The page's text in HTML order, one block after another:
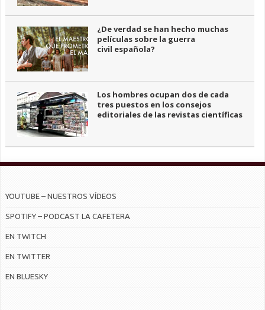
¿De verdad se han hecho muchas
películas sobre la guerra
civil española?
Los hombres ocupan dos de cada
tres puestos en los consejos
editoriales de las revistas científicas
YOUTUBE – NUESTROS VÍDEOS
SPOTIFY – PODCAST LA CAFETERA
EN TWITCH
EN TWITTER
EN BLUESKY